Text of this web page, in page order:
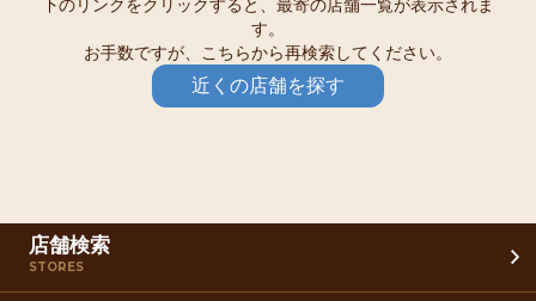
下のリンクをクリックすると、最寄の店舗一覧が表示されま
す。
お手数ですが、こちらから再検索してください。
近くの店舗を探す
店舗検索
STORES